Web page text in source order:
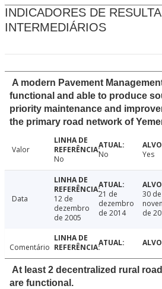
INDICADORES DE
INTERMEDIÁRIOS
A modern Pavement
functional and able to produce
priority maintenance and
the primary road network of
Valor
No
No Yes
Data
12 de
dezembro
de 2005
21 de
dezembro
de 2014
30 de
de
Comentário
At least 2 decentralized rural
are functional.